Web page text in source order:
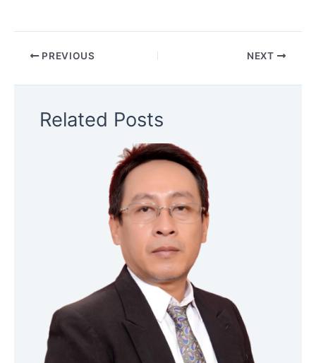
PREVIOUS NEXT
Related Posts